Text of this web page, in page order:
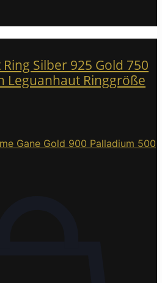
Silber 925 Gold 750
Leguanhaut Ringgröße